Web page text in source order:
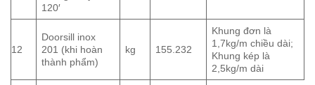
120′
12
Doorsill inox
201 (khi hoàn
thành phẩm)
kg 155.232
Khung đơn là
1,7kg/m chiều dài;
Khung kép là
2,5kg/m dài